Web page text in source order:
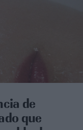
de
que